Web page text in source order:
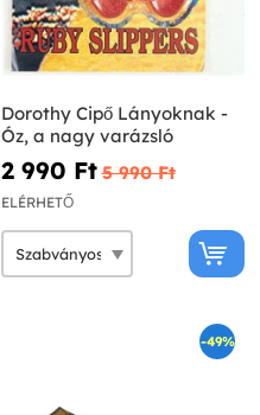
Dorothy Cipő Lányoknak -
Óz, a nagy varázsló
2 990 Ft‎ 5 990 Ft‎
ELÉRHETŐ
-49%